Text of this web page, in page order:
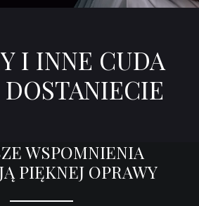
I INNE CUDA
WSPOMNIENIA
PIĘKNEJ OPRAWY